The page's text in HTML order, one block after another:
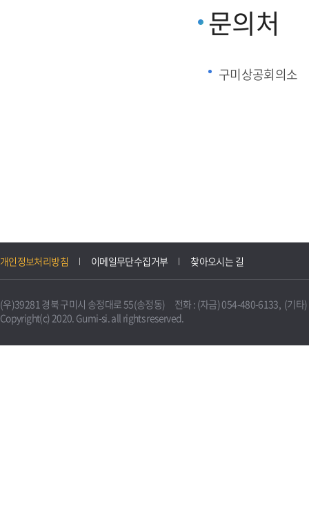
문의처
구미상공회의소
개인정보처리방침 이메일무단수집거부 찾아오시는 길
(우)39281 경북 구미시 송정대로 55(송정동) 전화 : (자금) 054-480-6133, (기타
Copyright(c) 2020. Gumi-si. all rights reserved.